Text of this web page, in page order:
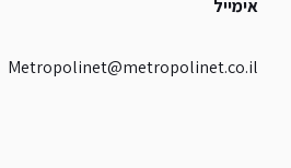
אימייל
Metropolinet@metropolinet.co.il